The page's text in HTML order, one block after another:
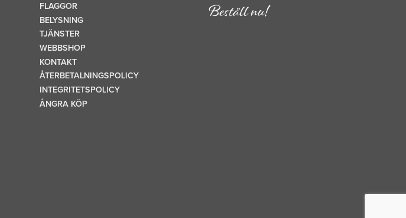
FLAGGOR
BELYSNING
TJÄNSTER
WEBBSHOP
KONTAKT
ÅTERBETALNINGSPOLICY
INTEGRITETSPOLICY
ÅNGRA KÖP
Beställ nu!